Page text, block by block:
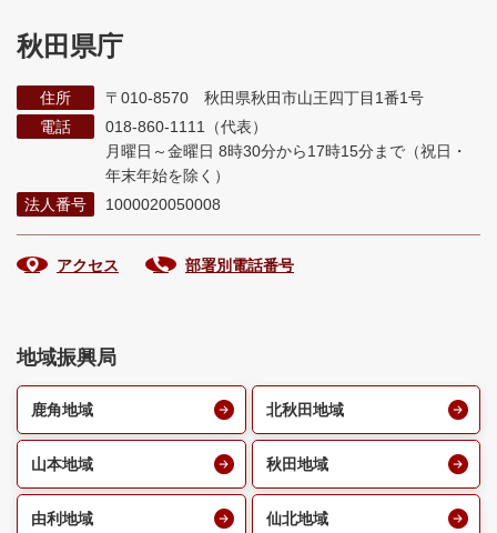
秋田県庁
住所
〒010-8570 秋田県秋田市山王四丁目1番1号
電話
018-860-1111（代表）
月曜日～金曜日 8時30分から17時15分まで （祝日・
年末年始を除く）
法人番号
1000020050008
アクセス 部署別電話番号
地域振興局
鹿角地域 北秋田地域
山本地域 秋田地域
由利地域 仙北地域